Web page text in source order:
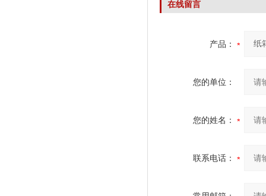
在线留言
产品：
您的单位：
您的姓名：
联系电话：